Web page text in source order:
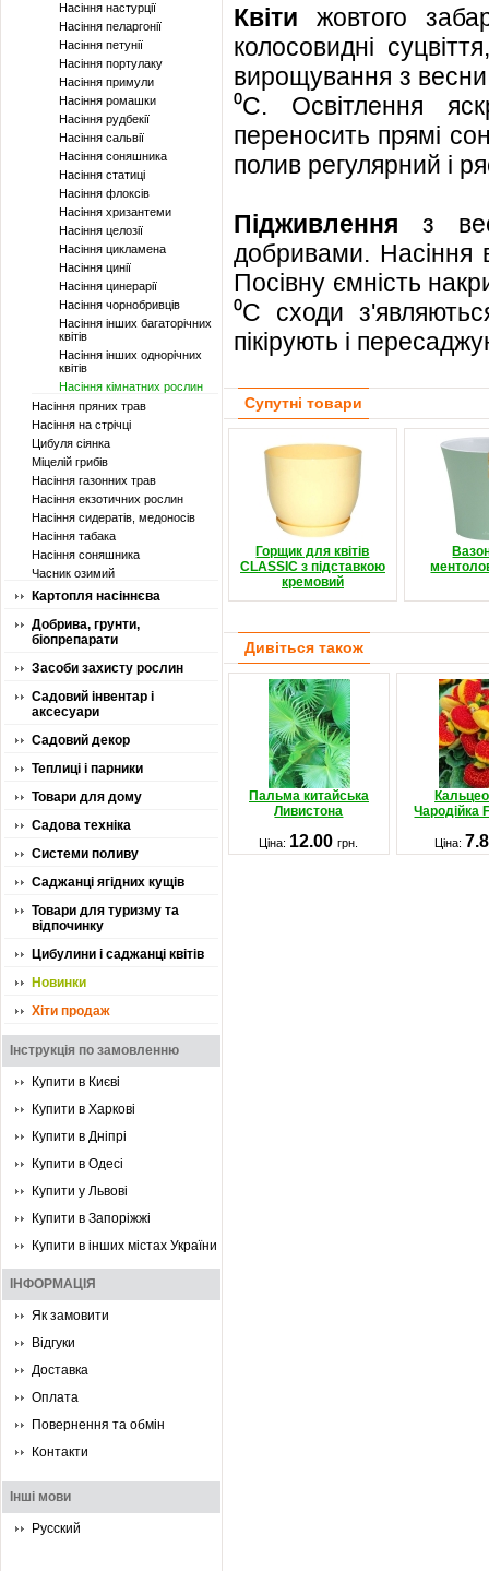
Насіння настурції
Насіння пеларгонії
Насіння петунії
Насіння портулаку
Насіння примули
Насіння ромашки
Насіння рудбекії
Насіння сальвії
Насіння соняшника
Насіння статиці
Насіння флоксів
Насіння хризантеми
Насіння целозії
Насіння цикламена
Насіння цинії
Насіння цинерарії
Насіння чорнобривців
Насіння інших багаторічних
квітів
Насіння інших однорічних
квітів
Насіння кімнатних рослин
Насіння пряних трав
Насіння на стрічці
Цибуля сіянка
Міцелій грибів
Насіння газонних трав
Насіння екзотичних рослин
Насіння сидератів, медоносів
Насіння табака
Насіння соняшника
Часник озимий
Картопля насіннєва
Добрива, грунти,
біопрепарати
Засоби захисту рослин
Садовий інвентар і
аксесуари
Садовий декор
Теплиці і парники
Товари для дому
Садова техніка
Системи поливу
Саджанці ягідних кущів
Товари для туризму та
відпочинку
Цибулини і саджанці квітів
Новинки
Хіти продаж
Інструкція по замовленню
Купити в Києві
Купити в Харкові
Купити в Дніпрі
Купити в Одесі
Купити у Львові
Купити в Запоріжжі
Купити в інших містах України
ІНФОРМАЦІЯ
Як замовити
Відгуки
Доставка
Оплата
Повернення та обмін
Контакти
Інші мови
Русский
Квіти жовтого
колосовидні
вирощування з
⁰C. Освітлення
переносить прямі
полив регулярний і
Підживлення з
добривами. Насіння
Посівну ємність
⁰C сходи
пікірують і
Супутні товари
Горщик для квітів
CLASSIC з підставкою
кремовий
Дивіться також
Пальма китайська
Ливистона
Чародійка
Ціна: 12.00грн. Ціна: